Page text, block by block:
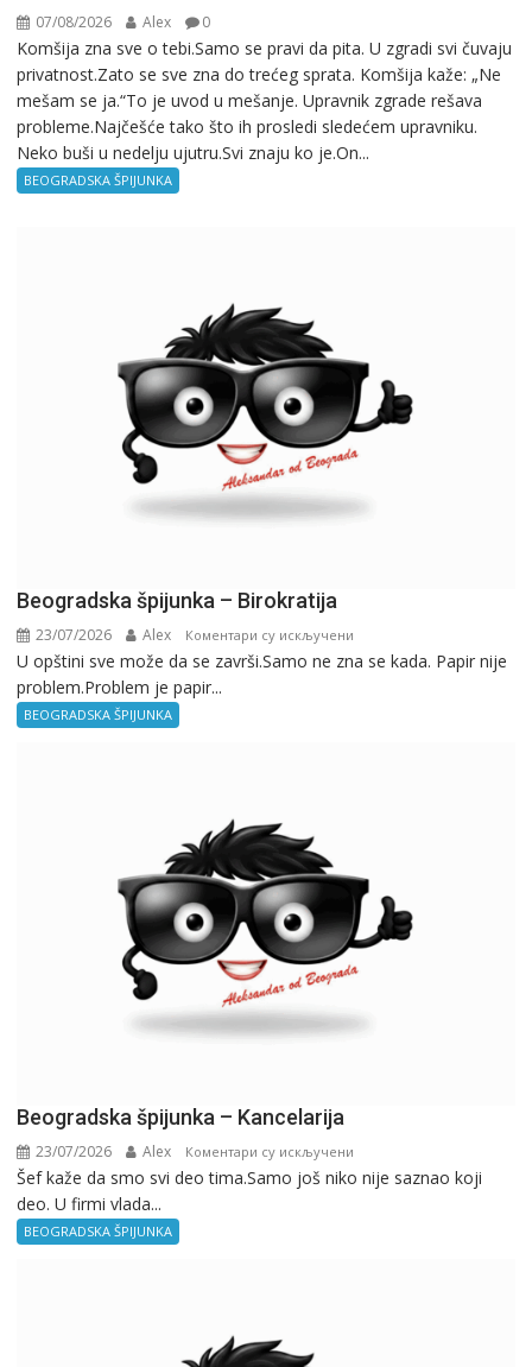
07/08/2026 Alex 0
Komšija zna sve o tebi.Samo se pravi da pita. U zgradi svi čuvaju
privatnost.Zato se sve zna do trećeg sprata. Komšija kaže: „Ne
mešam se ja.“To je uvod u mešanje. Upravnik zgrade rešava
probleme.Najčešće tako što ih prosledi sledećem upravniku.
Neko buši u nedelju ujutru.Svi znaju ko je.On...
BEOGRADSKA ŠPIJUNKA
Beogradska špijunka – Birokratija
23/07/2026 Alex Коментари су искључени
Beogradska
U opštini sve može da se završi.Samo ne zna se kada. Papir nije
problem.Problem je papir...
BEOGRADSKA ŠPIJUNKA
Beogradska špijunka – Kancelarija
23/07/2026 Alex Коментари су искључени
Beogradska
Šef kaže da smo svi deo tima.Samo još niko nije saznao koji
deo. U firmi vlada...
BEOGRADSKA ŠPIJUNKA